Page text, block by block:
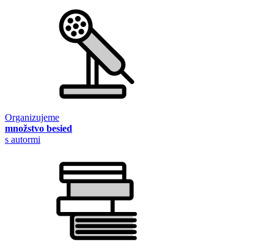
Organizujeme
množstvo besied
s autormi